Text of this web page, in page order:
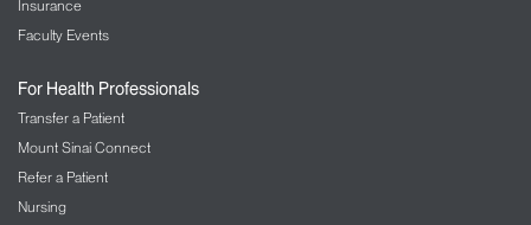
Insurance
Faculty Events
For Health Professionals
Transfer a Patient
Mount Sinai Connect
Refer a Patient
Nursing